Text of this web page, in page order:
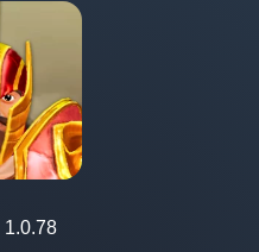
1.0.78